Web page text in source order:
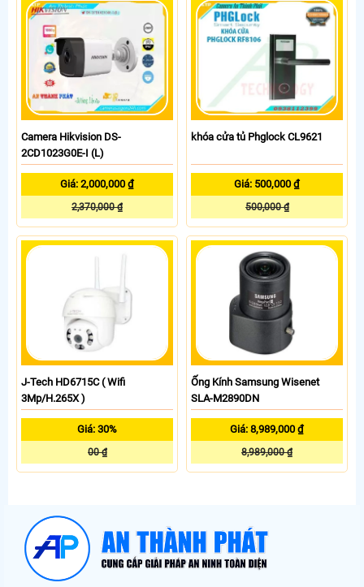
Camera Hikvision DS-
2CD1023G0E-I (L)
Giá: 2,000,000 ₫
2,370,000 ₫
khóa cửa tủ Phglock CL9621
Giá: 500,000 ₫
500,000 ₫
J-Tech HD6715C ( Wifi
3Mp/H.265X )
Giá: 30%
00 ₫
Ống Kính Samsung Wisenet
SLA-M2890DN
Giá: 8,989,000 ₫
8,989,000 ₫